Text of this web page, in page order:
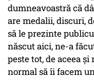
dumneavoastră că
are medalii, discuri,
să le prezinte
născut aici, ne-a
peste tot, de aceea
normal să îi facem